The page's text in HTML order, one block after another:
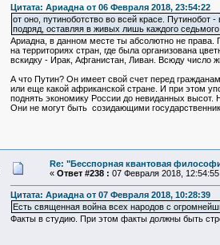
Цитата: Ариадна от 06 Февраля 2018, 23:54:22
от оно, путиноботство во всей красе. Путинобот
подряд, оставляя в живых лишь каждого
Ариадна, в данном месте ты абсолютно не
на территориях стран, где была организована
вскидку - Ирак, Афганистан, Ливан. Всюду число
А что Путин? Он имеет свой счет перед
или еще какой африканской стране. И при этом
поднять экономику России до невиданных
Они не могут быть созидающими
Re: "Бесспорная квантовая
« Ответ #238 : 07 Февраля 2018,
Цитата: Ариадна от 07 Февраля 2018, 10:28:39
Есть священная война всех народов с
Факты в студию. При этом факты должны быть